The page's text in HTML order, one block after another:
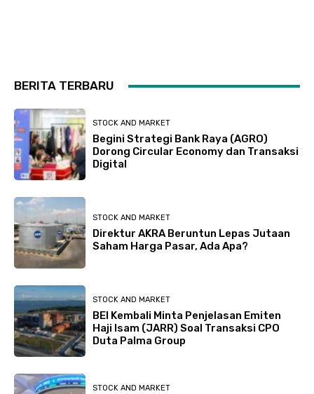
BERITA TERBARU
STOCK AND MARKET
Begini Strategi Bank Raya (AGRO)
Dorong Circular Economy dan Transaksi
Digital
STOCK AND MARKET
Direktur AKRA Beruntun Lepas Jutaan
Saham Harga Pasar, Ada Apa?
STOCK AND MARKET
BEI Kembali Minta Penjelasan Emiten
Haji Isam (JARR) Soal Transaksi CPO
Duta Palma Group
STOCK AND MARKET